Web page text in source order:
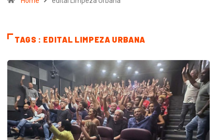
TAGS : EDITAL LIMPEZA URBANA